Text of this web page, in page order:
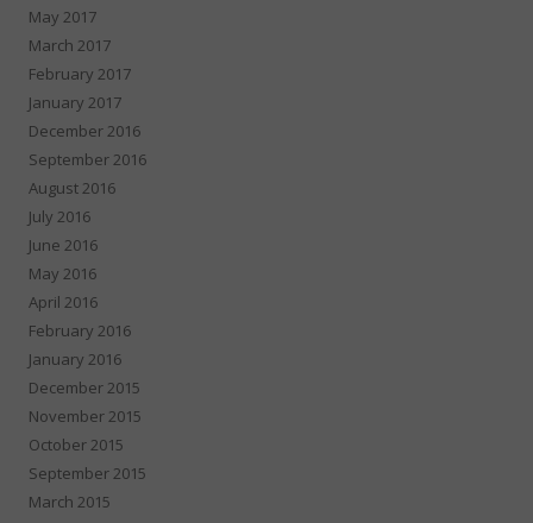
May 2017
March 2017
February 2017
January 2017
December 2016
September 2016
August 2016
July 2016
June 2016
May 2016
April 2016
February 2016
January 2016
December 2015
November 2015
October 2015
September 2015
March 2015